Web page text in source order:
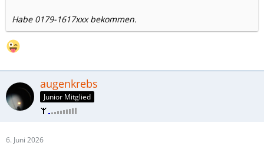
Habe 0179-1617xxx bekommen.
augenkrebs
Junior Mitglied
6. Juni 2026